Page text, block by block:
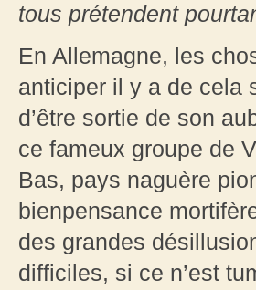
tous prétendent
En Allemagne, les
anticiper il y a de cela
d’être sortie de son
ce fameux groupe de
Bas, pays naguère
bienpensance
des grandes
difficiles, si ce n’est